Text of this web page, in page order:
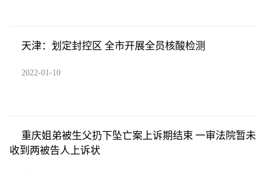
天津：划定封控区 全市开展全员核酸检测
2022-01-10
重庆姐弟被生父扔下坠亡案上诉期结束 一审法院暂未
收到两被告人上诉状